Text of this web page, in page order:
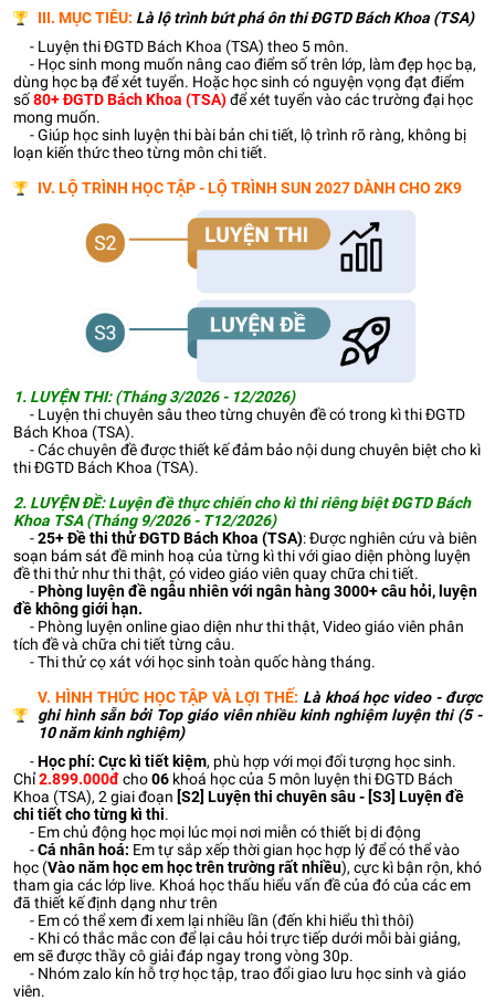
III. MỤC TIÊU: Là lộ trình bứt phá ôn thi ĐGTD Bách Khoa (TSA)
- Luyện thi ĐGTD Bách Khoa (TSA) theo 5 môn.
- Học sinh mong muốn nâng cao điểm số trên lớp, làm đẹp học bạ,
dùng học bạ để xét tuyển. Hoặc học sinh có nguyện vọng đạt điểm
số80+ ĐGTD Bách Khoa (TSA)đểxét tuyển vào các trường đại học
mong muốn.
- Giúp học sinh luyện thi bài bản chi tiết, lộ trình rõ ràng, không bị
loạn kiến thức theo từng môn chi tiết.
IV. LỘ TRÌNH HỌC TẬP - LỘ TRÌNH SUN 2027 DÀNH CHO 2K9
1. LUYỆN THI: (Tháng 3/2026 - 12/2026)
- Luyện thi chuyên sâu theo từng chuyên đề có trong kì thi ĐGTD
Bách Khoa (TSA).
- Các chuyên đề được thiết kế đảm bảo nội dung chuyên biệt cho kì
thi ĐGTD Bách Khoa (TSA).
2. LUYỆN ĐỀ:Luyện đề thực chiến cho kì thi riêng biệt ĐGTD Bách
Khoa TSA (Tháng 9/2026 - T12/2026)
-25+Đề thi thử ĐGTD Bách Khoa (TSA): Được nghiên cứu và biên
soạn bám sát đề minh hoạ của từng kì thi với giao diện phòng luyện
đề thi thử như thi thật, có video giáo viên quay chữa chi tiết.
-Phòng luyện đề ngẫu nhiên với ngân hàng 3000+ câu hỏi, luyện
đề không giới hạn.
- Phòng luyện online giao diện như thi thật, Video giáo viên phân
tích đề và chữa chi tiết từng câu.
- Thi thử cọ xát với học sinh toàn quốc hàng tháng.
V. HÌNH THỨC HỌC TẬP VÀ LỢI THẾ: Là khoá học video - được
ghi hình sẵn bởi Top giáo viên nhiều kinh nghiệm luyện thi (5 -
10 năm kinh nghiệm)
-Học phí: Cực kì tiết kiệm, phù hợp với mọi đối tượng học sinh.
Chỉ2.899.000đcho06 khoá học của 5 môn luyện thi ĐGTD Bách
Khoa (TSA), 2 giai đoạn [S2] Luyện thi chuyên sâu - [S3] Luyện đề
chi tiết cho từng kì thi.
- Em chủ động học mọi lúc mọi nơi miễn có thiết bị di động
-Cá nhân hoá: Em tự sắp xếp thời gian học hợp lý để có thể vào
học (Vào năm học em học trên trường rất nhiều), cực kì bận rộn, khó
tham gia các lớp live. Khoá học thấu hiểu vấn đề của đó của các em
đã thiết kế định dạng như trên
- Em có thể xem đi xem lại nhiều lần (đến khi hiểu thì thôi)
- Khi có thắc mắc con để lại câu hỏi trực tiếp dưới mỗi bài giảng,
em sẽ được thầy cô giải đáp ngay trong vòng 30p.
- Nhóm zalo kín hỗ trợ học tập, trao đổi giao lưu học sinh và giáo
viên.